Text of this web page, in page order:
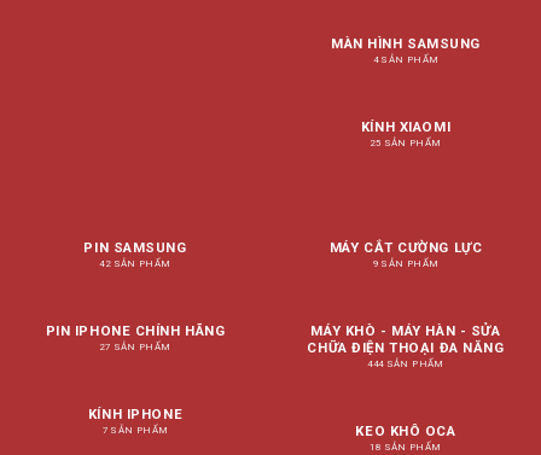
MÀN HÌNH SAMSUNG
4 SẢN PHẨM
KÍNH XIAOMI
25 SẢN PHẨM
PIN SAMSUNG
42 SẢN PHẨM
PIN IPHONE CHÍNH HÃNG
27 SẢN PHẨM
KÍNH IPHONE
7 SẢN PHẨM
MÁY CẮT CƯỜNG LỰC
9 SẢN PHẨM
MÁY KHÒ - MÁY HÀN - SỬA
CHỮA ĐIỆN THOẠI ĐA NĂNG
444 SẢN PHẨM
KEO KHÔ OCA
18 SẢN PHẨM